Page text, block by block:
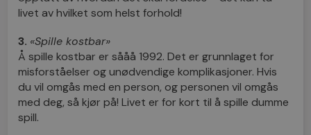
livet av hvilket som helst forhold!
3. «Spille kostbar»
Å spille kostbar er sååå 1992. Det er grunnlaget for
misforståelser og unødvendige komplikasjoner. Hvis
du vil omgås med en person, og personen vil omgås
med deg, så kjør på! Livet er for kort til å spille dumme
spill.